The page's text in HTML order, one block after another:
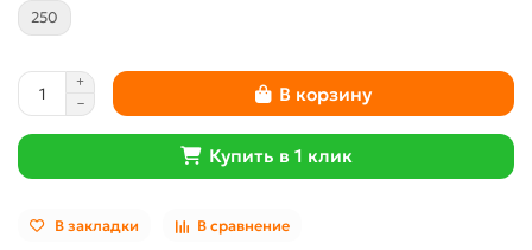
250
В корзину
Купить в 1 клик
В закладки В сравнение